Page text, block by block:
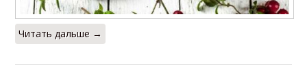
Читать дальше →